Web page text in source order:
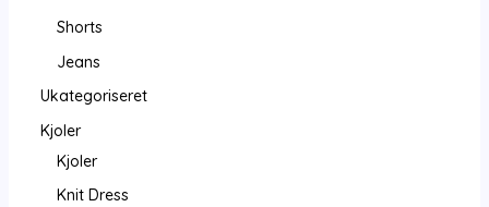
Shorts
Jeans
Ukategoriseret
Kjoler
Kjoler
Knit Dress